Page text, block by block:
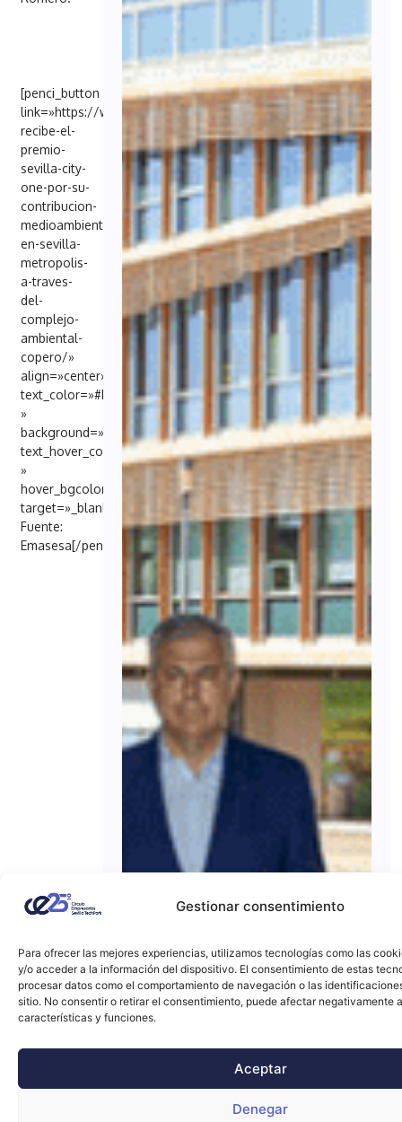
Gestionar consentimiento
Para ofrecer las mejores experiencias, utilizamos tecnologías como las
y/o acceder a la información del dispositivo. El consentimiento de estas
procesar datos como el comportamiento de navegación o las
sitio. No consentir o retirar el consentimiento, puede afectar negativamente
características y funciones.
Aceptar
Denegar
[penci_button
link=»https://www.emasesa.com/emasesa-
recibe-el-
premio-
sevilla-city-
one-por-su-
contribucion-
medioambiental-
en-sevilla-
metropolis-
a-traves-
del-
complejo-
ambiental-
copero/»
align=»center»
text_color=»#FFFFFF
»
background=»#6EB48C»
text_hover_color=»#FFFFFF
»
hover_bgcolor=»#000098″
target=»_blank»]
Fuente:
Emasesa[/penci_button]